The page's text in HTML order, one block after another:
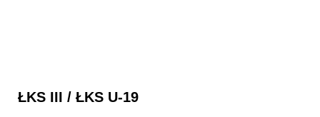
ŁKS III / ŁKS U-19